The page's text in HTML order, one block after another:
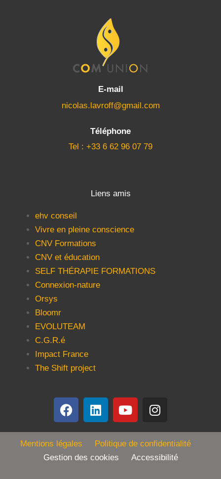
E-mail
nicolas.lavroff@gmail.com
Téléphone
Tel : +33 6 62 96 07 79
Liens amis
ehv conseil
Vivre en pleine conscience
CNV Formations
CNV et éducation
SELF THÉRAPIE FORMATIONS
Connexion-nature
Orsys
Bloomr
EVOLUTEAM
C.G.R.é
Impact France
The Shift project
Mentions légales
Politique de confidentialité
Gestion des cookies Accessibilité